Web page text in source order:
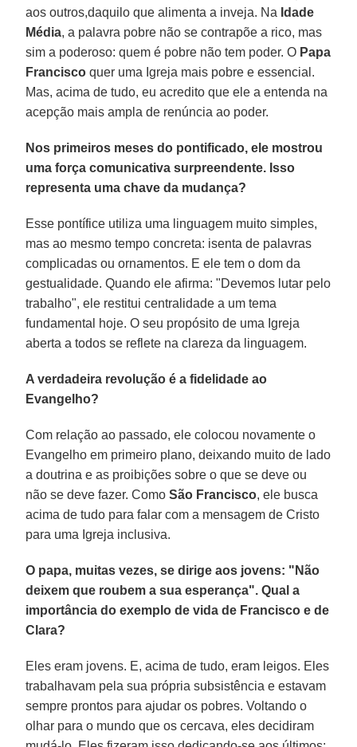
aos outros,daquilo que alimenta a inveja. Na Idade
Média, a palavra pobre não se contrapõe a rico, mas
sim a poderoso: quem é pobre não tem poder. O Papa
Franciscoquer uma Igreja mais pobre e essencial.
Mas, acima de tudo, eu acredito que ele a entenda na
acepção mais ampla de renúncia ao poder.
Nos primeiros meses do pontificado, ele mostrou
uma força comunicativa surpreendente. Isso
representa uma chave da mudança?
Esse pontífice utiliza uma linguagem muito simples,
mas ao mesmo tempo concreta: isenta de palavras
complicadas ou ornamentos. E ele tem o dom da
gestualidade. Quando ele afirma: "Devemos lutar pelo
trabalho", ele restitui centralidade a um tema
fundamental hoje. O seu propósito de uma Igreja
aberta a todos se reflete na clareza da linguagem.
A verdadeira revolução é a fidelidade ao
Evangelho?
Com relação ao passado, ele colocou novamente o
Evangelho em primeiro plano, deixando muito de lado
a doutrina e as proibições sobre o que se deve ou
não se deve fazer. ComoSão Francisco, ele busca
acima de tudo para falar com a mensagem de Cristo
para uma Igreja inclusiva.
O papa, muitas vezes, se dirige aos jovens: "Não
deixem que roubem a sua esperança". Qual a
importância do exemplo de vida de Francisco e de
Clara?
Eles eram jovens. E, acima de tudo, eram leigos. Eles
trabalhavam pela sua própria subsistência e estavam
sempre prontos para ajudar os pobres. Voltando o
olhar para o mundo que os cercava, eles decidiram